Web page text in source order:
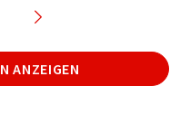
ANZEIGEN